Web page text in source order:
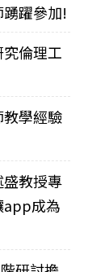
躍參加!
究倫理工
學經驗
教授專
app成為